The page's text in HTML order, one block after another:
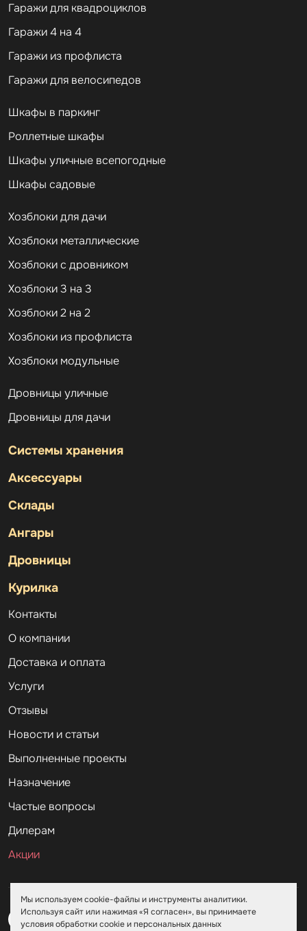
Гаражи для квадроциклов
Гаражи 4 на 4
Гаражи из профлиста
Гаражи для велосипедов
Шкафы в паркинг
Роллетные шкафы
Шкафы уличные всепогодные
Шкафы садовые
Хозблоки для дачи
Хозблоки металлические
Хозблоки с дровником
Хозблоки 3 на 3
Хозблоки 2 на 2
Хозблоки из профлиста
Хозблоки модульные
Дровницы уличные
Дровницы для дачи
Системы хранения
Аксессуары
Склады
Ангары
Дровницы
Курилка
Контакты
О компании
Доставка и оплата
Услуги
Отзывы
Новости и статьи
Выполненные проекты
Назначение
Частые вопросы
Дилерам
Акции
Мы используем cookie-файлы и инструменты аналитики.
Используя сайт или нажимая «Я согласен», вы принимаете
условия обработки cookie и персональных данных